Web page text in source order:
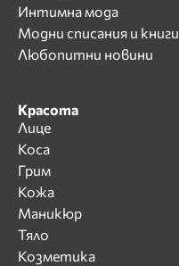
Интимна мода
Модни списания и книги
Любопитни новини
Красота
Лице
Коса
Грим
Кожа
Маникюр
Тяло
Козметика